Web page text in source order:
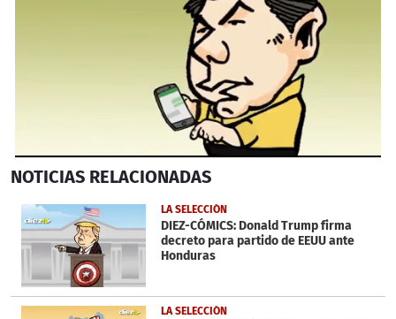
seconds
2
minutes,
43
seconds
NOTICIAS RELACIONADAS
LA SELECCIÓN
DIEZ-CÓMICS: Donald Trump firma
decreto para partido de EEUU ante
Honduras
LA SELECCIÓN